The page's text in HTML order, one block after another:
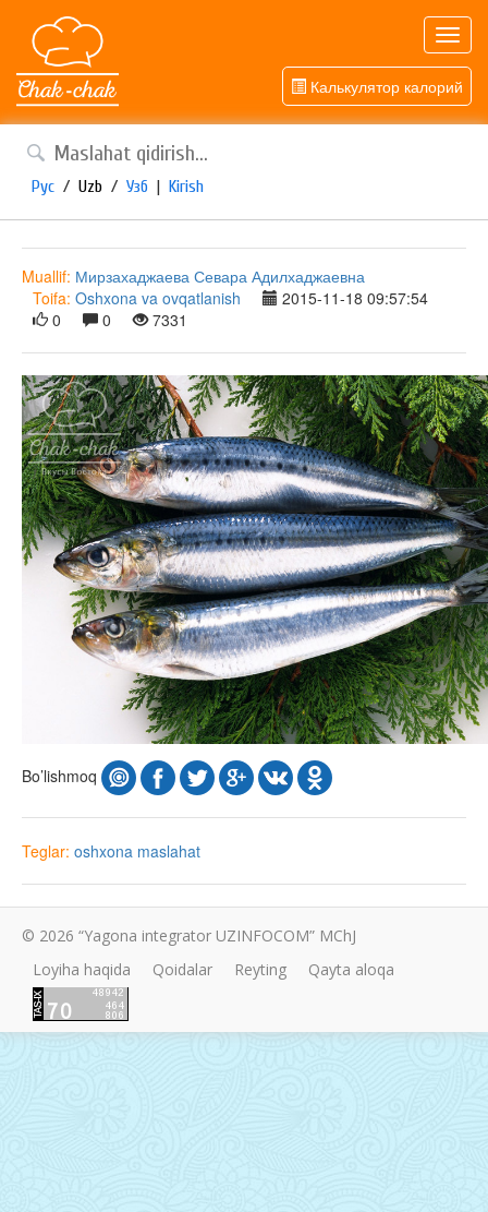
Калькулятор калорий
Рус / Uzb / Узб | Kirish
Muallif: Мирзахаджаева Севара Адилхаджаевна
Toifa: Oshxona va ovqatlanish
2015-11-18 09:57:54
0
0 7331
Bo’lishmoq
Teglar: oshxona maslahat
© 2026 “Yagona integrator UZINFOCOM” MChJ
Loyiha haqida
Qoidalar Reyting Qayta aloqa